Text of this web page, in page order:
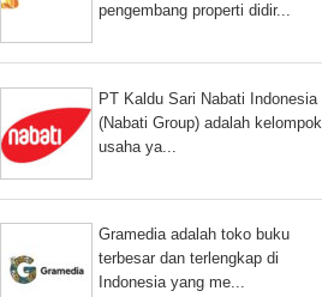
pengembang properti didir...
PT Kaldu Sari Nabati Indonesia
(Nabati Group) adalah kelompok
usaha ya...
Gramedia adalah toko buku
terbesar dan terlengkap di
Indonesia yang me...